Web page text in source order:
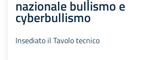
nazionale bullismo e
cyberbullismo
Insediato il Tavolo tecnico